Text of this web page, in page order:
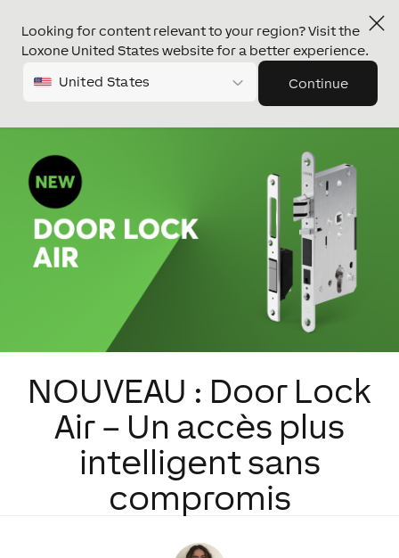
Looking for content relevant to your region? Visit the
Loxone United States website for a better experience.
United States Continue
NOUVEAU : Door Lock
Air – Un accès plus
intelligent sans
compromis